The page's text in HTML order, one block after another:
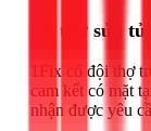
Có thợ sửa
1Fix có đội thợ
cam kết có mặt
nhận được yêu